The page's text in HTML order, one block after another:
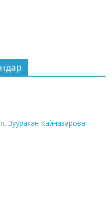
Зууракан Кайназарова